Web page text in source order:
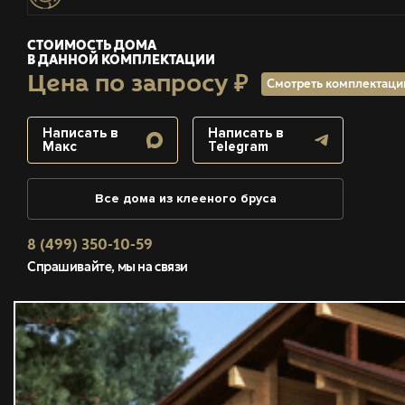
СТОИМОСТЬ ДОМА
В ДАННОЙ КОМПЛЕКТАЦИИ
Цена по запросу ₽ Смотреть
Написать в
Макс
Написать в
Telegram
Все дома из клееного бруса
8 (499) 350-10-59
Спрашивайте, мы на связи